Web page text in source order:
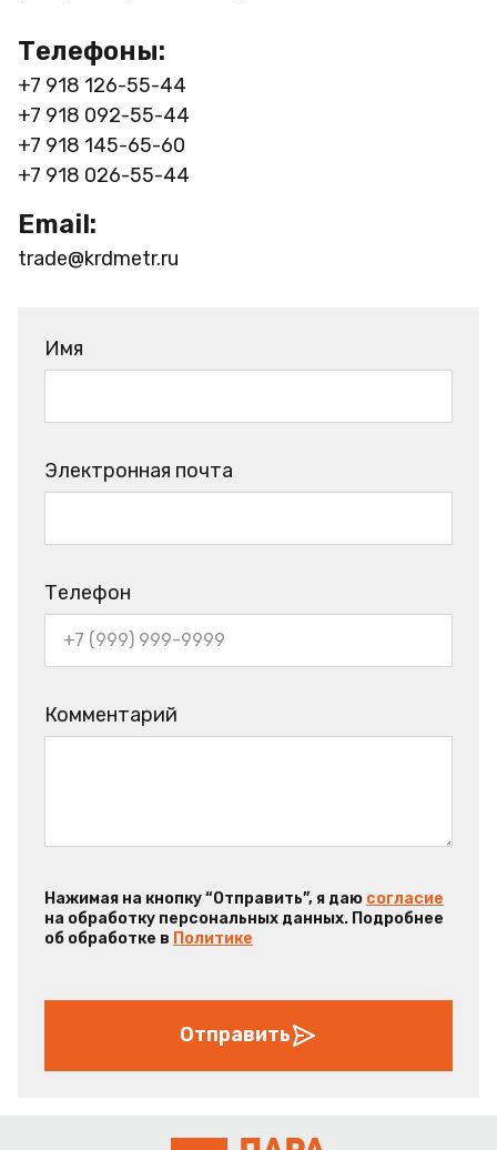
Телефоны:
+7 918 126-55-44
+7 918 092-55-44
+7 918 145-65-60
+7 918 026-55-44
Email:
trade@krdmetr.ru
Имя
Электронная почта
Телефон
Комментарий
Нажимая на кнопку “Отправить”, я даю согласие
на обработку персональных данных. Подробнее
об обработке в Политике
Отправить